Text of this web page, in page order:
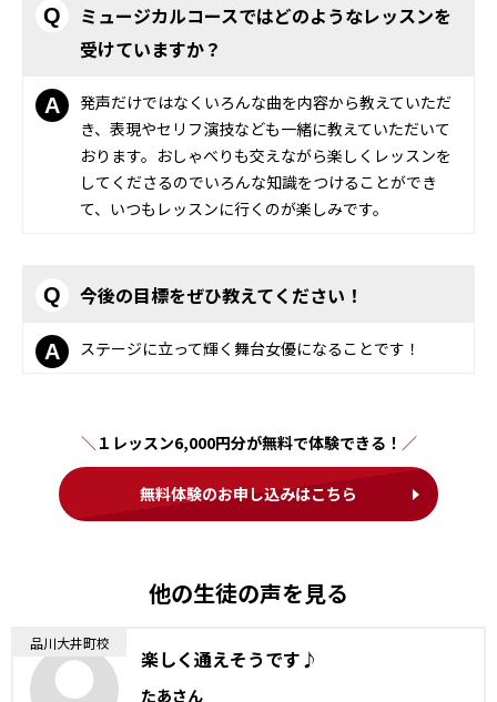
Q
ミュージカルコースではどのようなレッスンを
受けていますか？
A
発声だけではなくいろんな曲を内容から教えていただ
き、表現やセリフ演技なども一緒に教えていただいて
おります。おしゃべりも交えながら楽しくレッスンを
してくださるのでいろんな知識をつけることができ
て、いつもレッスンに行くのが楽しみです。
Q 今後の目標をぜひ教えてください！
A ステージに立って輝く舞台女優になることです！
１レッスン6,000円分が無料で体験できる！
無料体験のお申し込みはこちら
他の生徒の声を見る
品川大井町校
楽しく通えそうです♪
たあさん